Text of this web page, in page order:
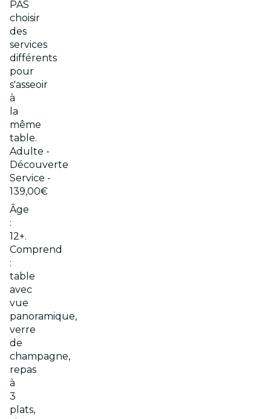
PAS
choisir
des
services
différents
pour
s'asseoir
à
la
même
table.
Adulte -
Découverte
Service -
139,00€
Âge
:
12+.
Comprend
:
table
avec
vue
panoramique,
verre
de
champagne,
repas
à
3
plats,